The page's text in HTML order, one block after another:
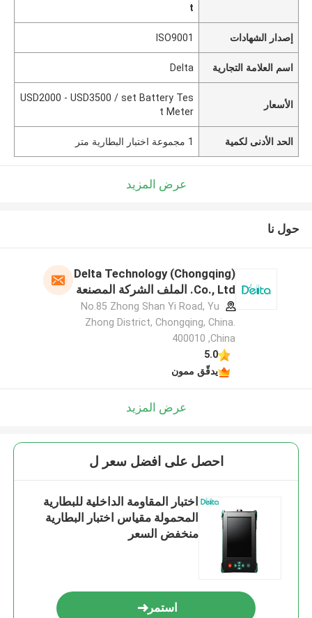
t
إصدار الشهادات ISO9001
اسم العلامة التجارية Delta
الأسعار
USD2000 - USD3500 / set Battery Tes
t Meter
الحد الأدنى لكمية 1 مجموعة اختبار البطارية متر
عرض المزيد
حول نا
Delta Technology (Chongqing)
Co., Ltd. الملف الشركة المصنعة
No.85 Zhong Shan Yi Road, Yu
Zhong District, Chongqing, China.
400010 ,China
5.0
يدقّق ممون
عرض المزيد
احصل على افضل سعر ل
اختبار المقاومة الداخلية للبطارية
المحمولة مقياس اختبار البطارية
منخفض السعر
استمر